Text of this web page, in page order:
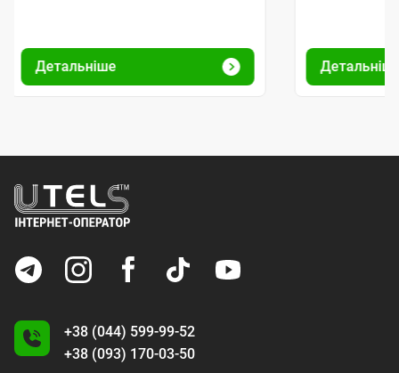
Детальніше
+38 (044) 599-99-52
+38 (093) 170-03-50